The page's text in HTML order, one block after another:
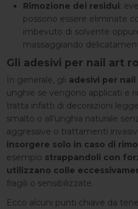
Rimozione dei residui:
possono essere eliminate
imbevuto di solvente
massaggiando
Gli adesivi per nail art
In generale, gli adesivi per nail
unghie se vengono applicati e
tratta infatti di decorazioni
smalto o all’unghia naturale
aggressive o trattamenti
insorgere solo in caso di
esempio strappandoli con
utilizzano colle
fragili o sensibilizzate.
Ecco alcuni punti chiave da